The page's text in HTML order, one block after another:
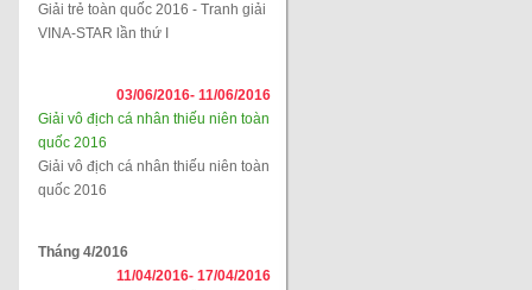
Giải trẻ toàn quốc 2016 - Tranh giải
VINA-STAR lần thứ I
03/06/2016- 11/06/2016
Giải vô địch cá nhân thiếu niên toàn
quốc 2016
Giải vô địch cá nhân thiếu niên toàn
quốc 2016
Tháng 4/2016
11/04/2016- 17/04/2016